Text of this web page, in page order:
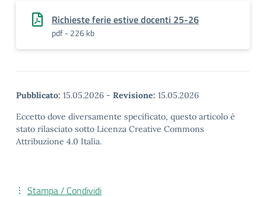
Richieste ferie estive docenti 25-26
pdf - 226 kb
Pubblicato: 15.05.2026 - Revisione: 15.05.2026
Eccetto dove diversamente specificato, questo articolo è
stato rilasciato sotto Licenza Creative Commons
Attribuzione 4.0 Italia.
Stampa / Condividi